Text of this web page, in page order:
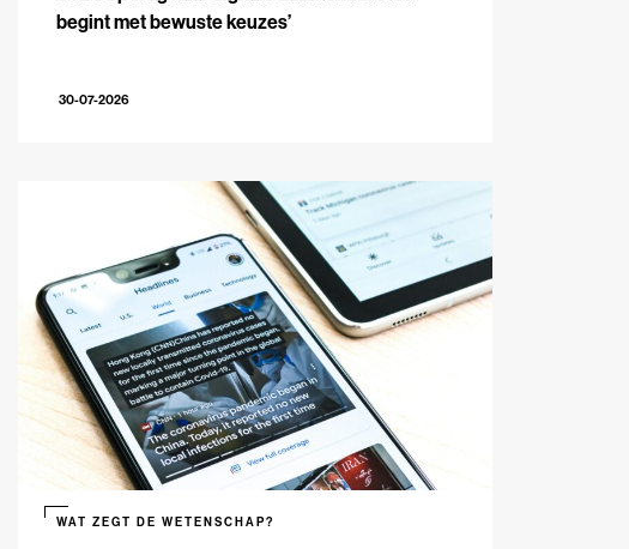
begint met bewuste keuzes’
30-07-2026
WAT ZEGT DE WETENSCHAP?